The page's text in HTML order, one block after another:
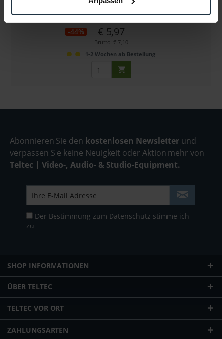
-44% € 5,97
Brutto: € 7,10
1-2 Wochen ab Bestellung
Abonnieren Sie den kostenlosen Newsletter und
verpassen Sie keine Neuigkeit oder Aktion mehr von
Teltec | Video-, Audio- & Studio-Equipment.
Der Bestimmung zum Datenschutz stimme ich
zu
SHOP INFORMATIONEN
ÜBER TELTEC
TELTEC VOR ORT
ZAHLUNGSARTEN